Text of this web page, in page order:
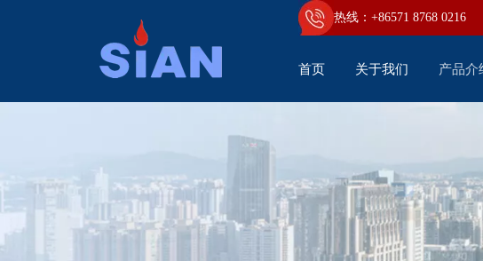
热线：+86571 8768 0216
首页 关于我们 产品介